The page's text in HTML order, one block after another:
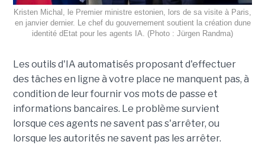
Kristen Michal, le Premier ministre estonien, lors de sa visite à Paris,
en janvier dernier. Le chef du gouvernement soutient la création dune
identité dEtat pour les agents IA. (Photo : Jürgen Randma)
Les outils d'IA automatisés proposant d'effectuer
des tâches en ligne à votre place ne manquent pas, à
condition de leur fournir vos mots de passe et
informations bancaires. Le problème survient
lorsque ces agents ne savent pas s'arrêter, ou
lorsque les autorités ne savent pas les arrêter.